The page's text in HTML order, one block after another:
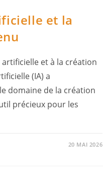
et la
et à la création
(IA) a
domaine de la création
précieux pour les
20 MAI 2026